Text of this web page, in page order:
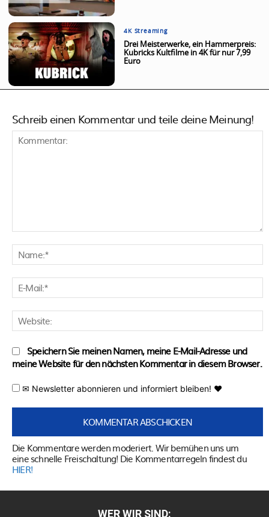
4K Streaming
Drei Meisterwerke, ein Hammerpreis:
Kubricks Kultfilme in 4K für nur 7,99
Euro
Schreib einen Kommentar und teile deine Meinung!
Speichern Sie meinen Namen, meine E-Mail-Adresse und
meine Website für den nächsten Kommentar in diesem Browser.
✉ Newsletter abonnieren und informiert bleiben! ♥
Die Kommentare werden moderiert. Wir bemühen uns um
eine schnelle Freischaltung! Die Kommentarregeln findest du
HIER!
WER WIR SIND: